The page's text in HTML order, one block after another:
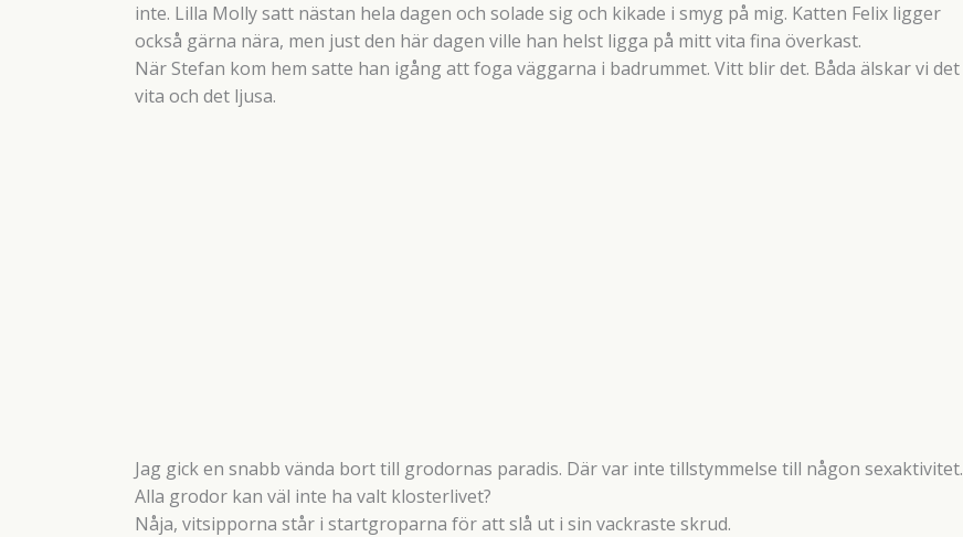
inte. Lilla Molly satt nästan hela dagen och solade sig och kikade i smyg på mig. Katten Felix ligger
också gärna nära, men just den här dagen ville han helst ligga på mitt vita fina överkast.
När Stefan kom hem satte han igång att foga väggarna i badrummet. Vitt blir det. Båda älskar vi det
vita och det ljusa.
Jag gick en snabb vända bort till grodornas paradis. Där var inte tillstymmelse till någon sexaktivitet.
Alla grodor kan väl inte ha valt klosterlivet?
Nåja, vitsipporna står i startgroparna för att slå ut i sin vackraste skrud.